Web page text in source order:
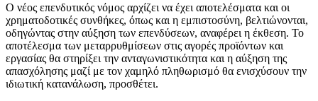
Ο νέος επενδυτικός νόμος αρχίζει να έχει αποτελέσματα και οι
χρηματοδοτικές συνθήκες, όπως και η εμπιστοσύνη, βελτιώνονται,
οδηγώντας στην αύξηση των επενδύσεων, αναφέρει η έκθεση. Το
αποτέλεσμα των μεταρρυθμίσεων στις αγορές προϊόντων και
εργασίας θα στηρίξει την ανταγωνιστικότητα και η αύξηση της
απασχόλησης μαζί με τον χαμηλό πληθωρισμό θα ενισχύσουν την
ιδιωτική κατανάλωση, προσθέτει.